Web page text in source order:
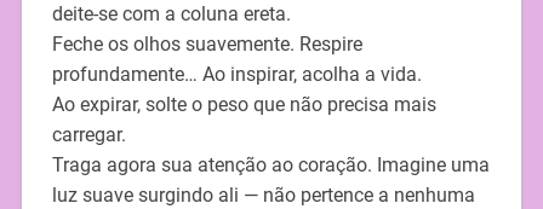
deite-se com a coluna ereta.
Feche os olhos suavemente. Respire
profundamente… Ao inspirar, acolha a vida.
Ao expirar, solte o peso que não precisa mais
carregar.
Traga agora sua atenção ao coração. Imagine uma
luz suave surgindo ali — não pertence a nenhuma